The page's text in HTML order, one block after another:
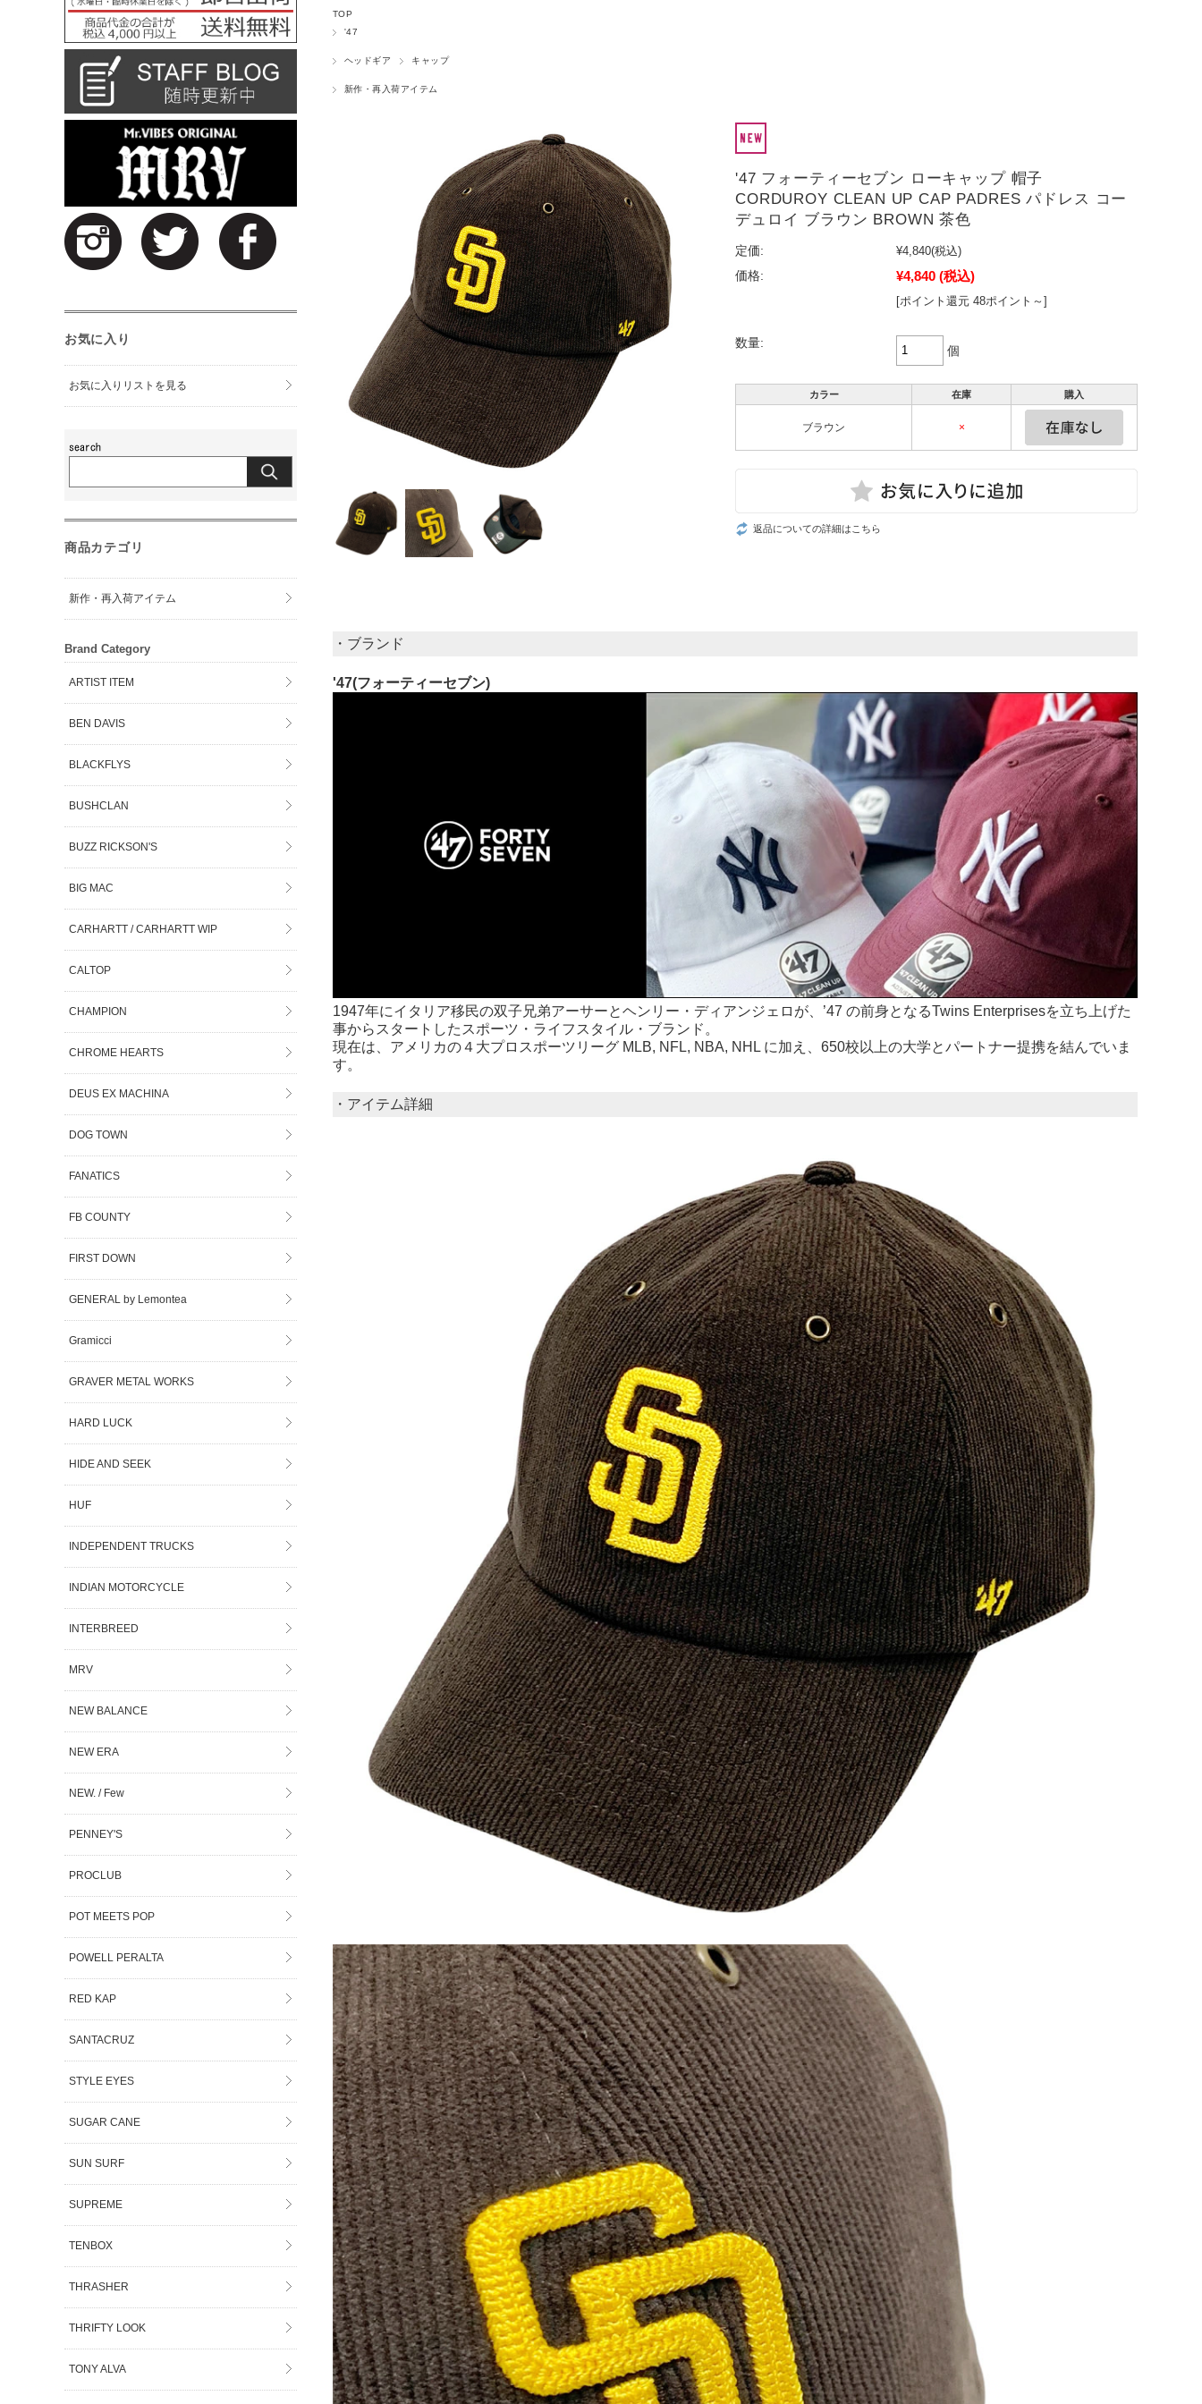
TOP
'47
ヘッドギア キャップ
新作・再入荷アイテム
'47 フォーティーセブン ローキャップ 帽子
CORDUROY CLEAN UP CAP PADRES パドレス コー
デュロイ ブラウン BROWN 茶色
定価: ¥4,840(税込)
価格:
¥4,840 (税込)
[ポイント還元 48ポイント～]
数量:
個
カラー 在庫 購入
ブラウン ×
返品についての詳細はこちら
・ブランド
'47(フォーティーセブン)
1947年にイタリア移民の双子兄弟アーサーとヘンリー・ディアンジェロが、’47 の前身となるTwins Enterprisesを立ち上げた
事からスタートしたスポーツ・ライフスタイル・ブランド。
現在は、アメリカの４大プロスポーツリーグ MLB, NFL, NBA, NHL に加え、650校以上の大学とパートナー提携を結んでいま
す。
・アイテム詳細
お気に入り
お気に入りリストを見る
商品カテゴリ
新作・再入荷アイテム
Brand Category
ARTIST ITEM
BEN DAVIS
BLACKFLYS
BUSHCLAN
BUZZ RICKSON'S
BIG MAC
CARHARTT / CARHARTT WIP
CALTOP
CHAMPION
CHROME HEARTS
DEUS EX MACHINA
DOG TOWN
FANATICS
FB COUNTY
FIRST DOWN
GENERAL by Lemontea
Gramicci
GRAVER METAL WORKS
HARD LUCK
HIDE AND SEEK
HUF
INDEPENDENT TRUCKS
INDIAN MOTORCYCLE
INTERBREED
MRV
NEW BALANCE
NEW ERA
NEW. / Few
PENNEY'S
PROCLUB
POT MEETS POP
POWELL PERALTA
RED KAP
SANTACRUZ
STYLE EYES
SUGAR CANE
SUN SURF
SUPREME
TENBOX
THRASHER
THRIFTY LOOK
TONY ALVA